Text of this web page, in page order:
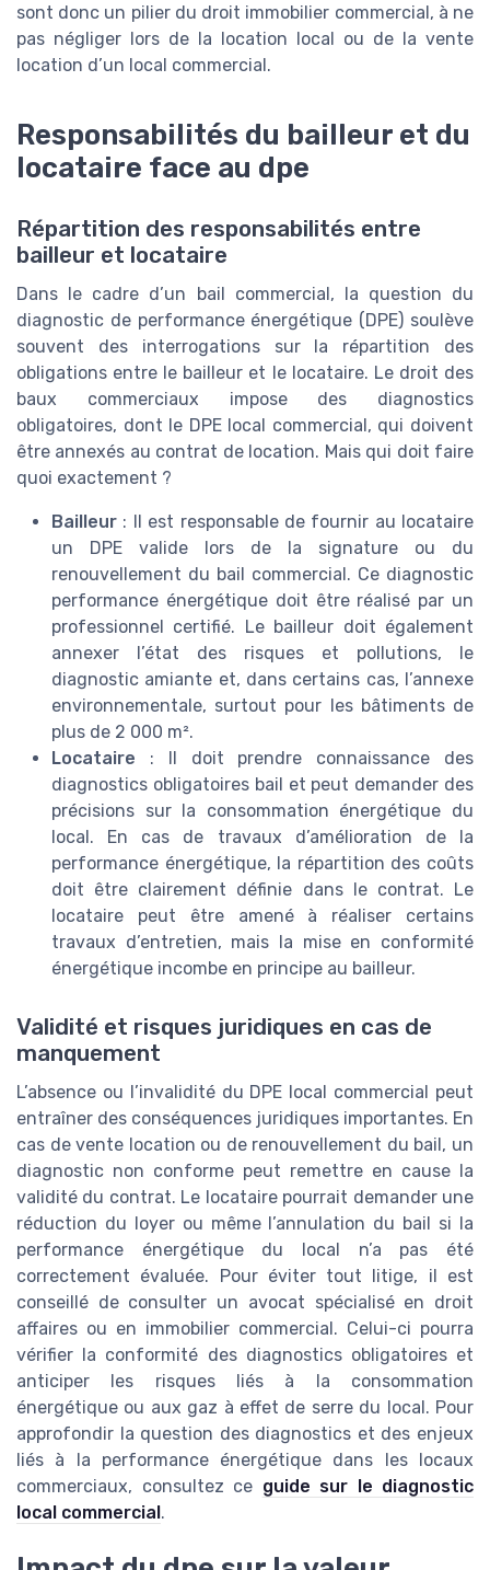
sont donc un pilier du droit immobilier commercial, à ne
pas négliger lors de la location local ou de la vente
location d’un local commercial.
Responsabilités du bailleur et du
locataire face au dpe
Répartition des responsabilités entre
bailleur et locataire
Dans le cadre d’un bail commercial, la question du
diagnostic de performance énergétique (DPE) soulève
souvent des interrogations sur la répartition des
obligations entre le bailleur et le locataire. Le droit des
baux commerciaux impose des diagnostics
obligatoires, dont le DPE local commercial, qui doivent
être annexés au contrat de location. Mais qui doit faire
quoi exactement ?
Bailleur : Il est responsable de fournir au locataire
un DPE valide lors de la signature ou du
renouvellement du bail commercial. Ce diagnostic
performance énergétique doit être réalisé par un
professionnel certifié. Le bailleur doit également
annexer l’état des risques et pollutions, le
diagnostic amiante et, dans certains cas, l’annexe
environnementale, surtout pour les bâtiments de
plus de 2 000 m².
Locataire : Il doit prendre connaissance des
diagnostics obligatoires bail et peut demander des
précisions sur la consommation énergétique du
local. En cas de travaux d’amélioration de la
performance énergétique, la répartition des coûts
doit être clairement définie dans le contrat. Le
locataire peut être amené à réaliser certains
travaux d’entretien, mais la mise en conformité
énergétique incombe en principe au bailleur.
Validité et risques juridiques en cas de
manquement
L’absence ou l’invalidité du DPE local commercial peut
entraîner des conséquences juridiques importantes. En
cas de vente location ou de renouvellement du bail, un
diagnostic non conforme peut remettre en cause la
validité du contrat. Le locataire pourrait demander une
réduction du loyer ou même l’annulation du bail si la
performance énergétique du local n’a pas été
correctement évaluée. Pour éviter tout litige, il est
conseillé de consulter un avocat spécialisé en droit
affaires ou en immobilier commercial. Celui-ci pourra
vérifier la conformité des diagnostics obligatoires et
anticiper les risques liés à la consommation
énergétique ou aux gaz à effet de serre du local. Pour
approfondir la question des diagnostics et des enjeux
liés à la performance énergétique dans les locaux
commerciaux, consultez ce guide sur le diagnostic
local commercial .